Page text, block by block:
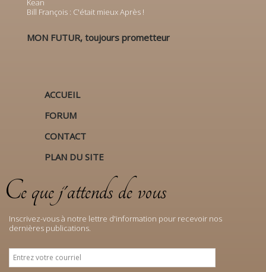
Kean
Bill François : C'était mieux Après !
MON FUTUR, toujours prometteur
ACCUEIL
FORUM
CONTACT
PLAN DU SITE
Ce que j'attends de vous
Inscrivez-vous à notre lettre d'information pour recevoir nos
dernières publications.